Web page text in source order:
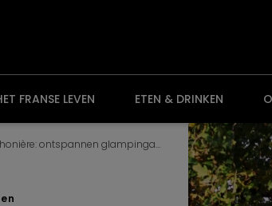
FRANSE LEVEN ETEN & DRINKEN
La Mathonière: ontspannen glampingadres in de Auvergne